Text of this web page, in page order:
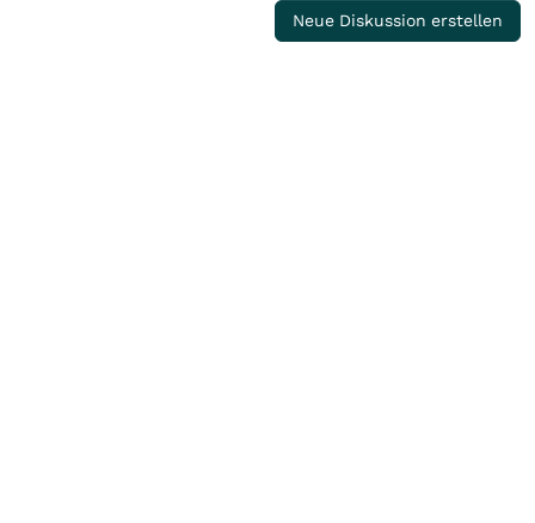
Neue Diskussion erstellen